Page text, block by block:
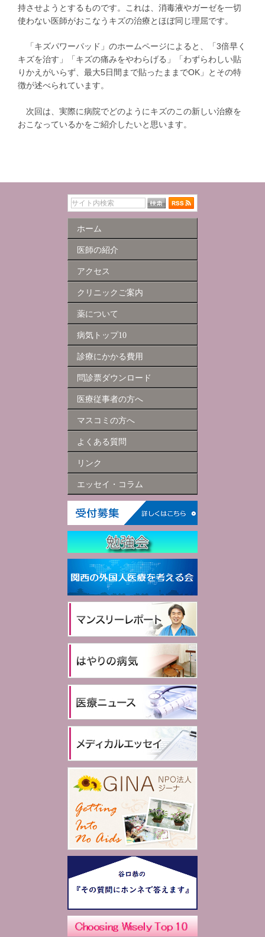
持させようとするものです。これは、消毒液やガーゼを一切
使わない医師がおこなうキズの治療とほぼ同じ理屈です。
「キズパワーパッド」のホームページによると、「3倍早く
キズを治す」「キズの痛みをやわらげる」「わずらわしい貼
りかえがいらず、最大5日間まで貼ったままでOK」とその特
徴が述べられています。
次回は、実際に病院でどのようにキズのこの新しい治療を
おこなっているかをご紹介したいと思います。
ホーム
医師の紹介
アクセス
クリニックご案内
薬について
病気トップ10
診療にかかる費用
問診票ダウンロード
医療従事者の方へ
マスコミの方へ
よくある質問
リンク
エッセイ・コラム